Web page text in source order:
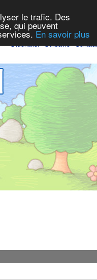
le trafic. Des
qui peuvent
En savoir plus
S'identifier -S'inscrire -Contact